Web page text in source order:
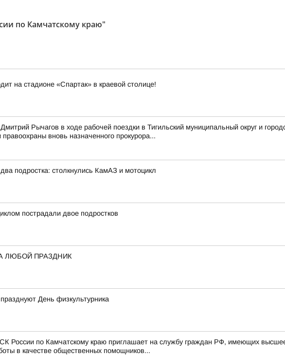
по Камчатскому краю"
на стадионе «Спартак» в краевой столице!
Рычагов в ходе рабочей поездки в Тигильский муниципальный округ и
вновь назначенного прокурора...
подростка: столкнулись КамАЗ и мотоцикл
пострадали двое подростков
ЛЮБОЙ ПРАЗДНИК
День физкультурника
России по Камчатскому краю приглашает на службу граждан РФ, имеющих
в качестве общественных помощников...